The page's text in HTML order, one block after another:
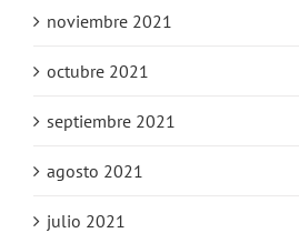
noviembre 2021
octubre 2021
septiembre 2021
agosto 2021
julio 2021